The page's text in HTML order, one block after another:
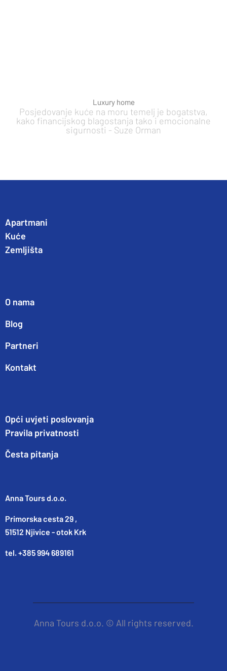
Luxury home
Posjedovanje kuće na moru temelj je bogatstva,
kako financijskog blagostanja tako i emocionalne
sigurnosti - Suze Orman
Apartmani
Kuće
Zemljišta
O nama
Blog
Partneri
Kontakt
Opći uvjeti poslovanja
Pravila privatnosti
Česta pitanja
Anna Tours d.o.o.
Primorska cesta 29 ,
51512 Njivice - otok Krk
tel. +385 994 689161
Anna Tours d.o.o. © All rights reserved.